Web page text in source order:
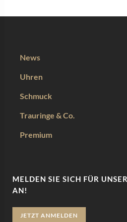
News
Uhren
Schmuck
Trauringe & Co.
Premium
MELDEN SIE SICH FÜR
AN!
JETZT ANMELDEN